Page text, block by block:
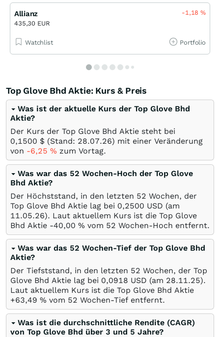
Allianz
435,30 EUR
-1,18%
Watchlist Portfolio
Top Glove Bhd Aktie: Kurs & Preis
Was ist der aktuelle Kurs der Top Glove Bhd
Aktie?
Der Kurs der Top Glove Bhd Aktie steht bei
0,1500 $ (Stand: 28.07.26) mit einer Veränderung
von -6,25 % zum Vortag.
Was war das 52 Wochen-Hoch der Top Glove
Bhd Aktie?
Der Höchststand, in den letzten 52 Wochen, der
Top Glove Bhd Aktie lag bei 0,2500 USD (am
11.05.26). Laut aktuellem Kurs ist die Top Glove
Bhd Aktie -40,00 % vom 52 Wochen-Hoch entfernt.
Was war das 52 Wochen-Tief der Top Glove Bhd
Aktie?
Der Tiefststand, in den letzten 52 Wochen, der Top
Glove Bhd Aktie lag bei 0,0918 USD (am 28.11.25).
Laut aktuellem Kurs ist die Top Glove Bhd Aktie
+63,49 % vom 52 Wochen-Tief entfernt.
Was ist die durchschnittliche Rendite (CAGR)
von Top Glove Bhd über 3 und 5 Jahre?